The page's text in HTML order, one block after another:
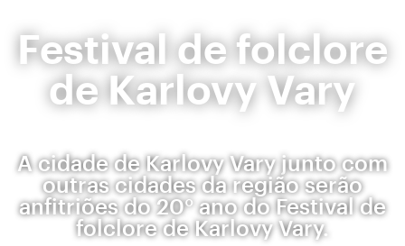
Festival de folclore
de Karlovy Vary
A cidade de Karlovy Vary junto com
outras cidades da região serão
anfitriões do 20° ano do Festival de
folclore de Karlovy Vary.